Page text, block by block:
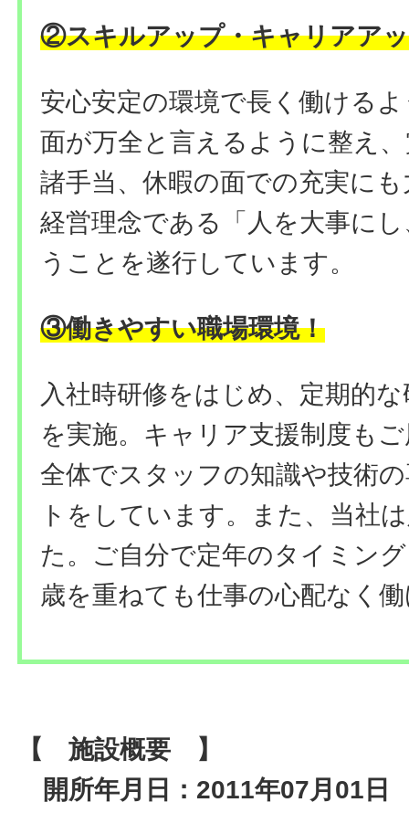
②スキルアップ・キャリアア
安心安定の環境で長く働ける
面が万全と言えるように整え
諸手当、休暇の面での充実に
経営理念である「人を大事に
うことを遂行しています。
③働きやすい職場環境！
入社時研修をはじめ、定期的
を実施。キャリア支援制度も
全体でスタッフの知識や技術
トをしています。また、当社
た。ご自分で定年のタイミン
歳を重ねても仕事の心配なく
【 施設概要 】
開所年月日：2011年07月01日